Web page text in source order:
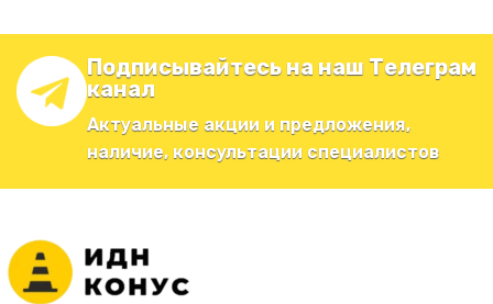
Подписывайтесь на наш Телеграм
канал
Актуальные акции и предложения,
наличие, консультации специалистов